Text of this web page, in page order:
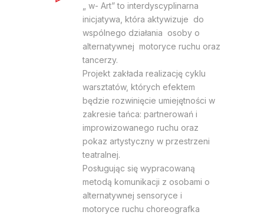
„ w- Art” to interdyscyplinarna
inicjatywa, która aktywizuje do
wspólnego działania osoby o
alternatywnej motoryce ruchu oraz
tancerzy.
Projekt zakłada realizację cyklu
warsztatów, których efektem
będzie rozwinięcie umiejętności w
zakresie tańca: partnerowań i
improwizowanego ruchu oraz
pokaz artystyczny w przestrzeni
teatralnej.
Posługując się wypracowaną
metodą komunikacji z osobami o
alternatywnej sensoryce i
motoryce ruchu choreografka